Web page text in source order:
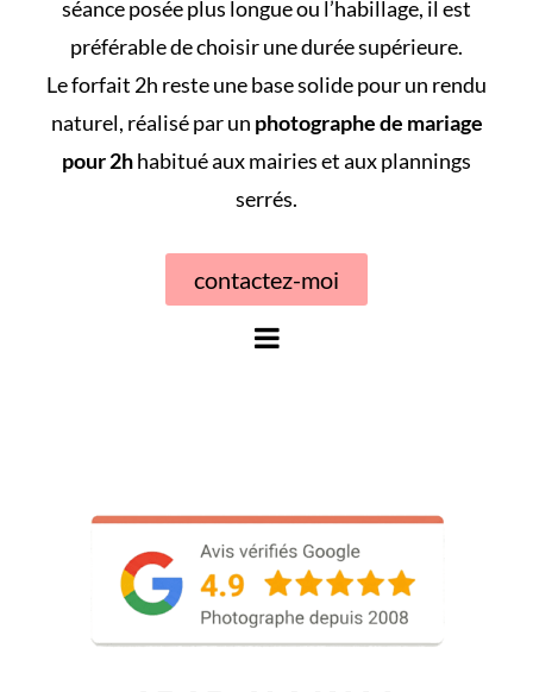
séance posée plus longue ou l’habillage, il est
préférable de choisir une durée supérieure.
Le forfait 2h reste une base solide pour un rendu
naturel, réalisé par un photographe de mariage
pour 2hhabitué aux mairies et aux plannings
serrés.
contactez-moi